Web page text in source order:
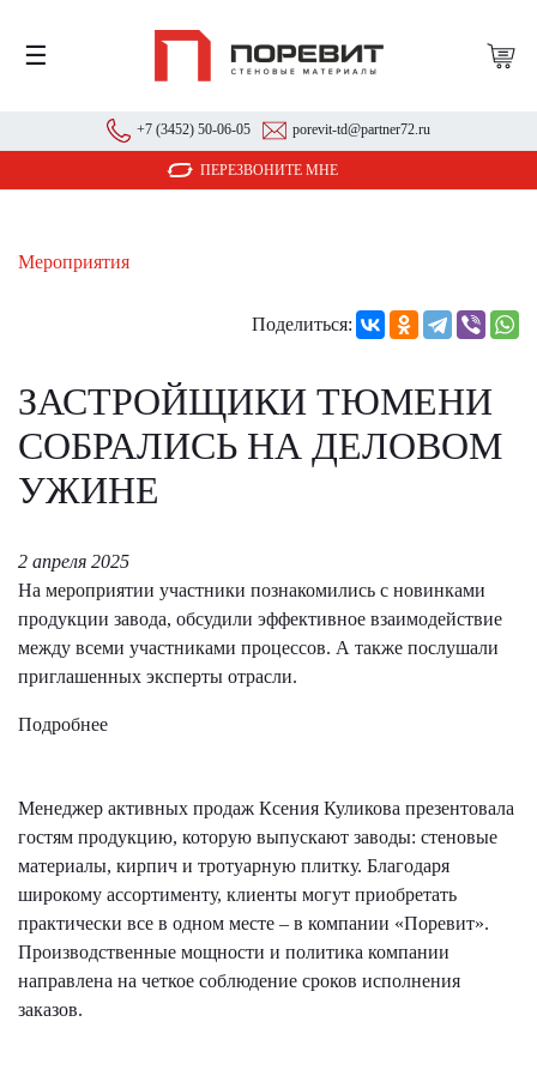
☰
+7 (3452) 50-06-05 porevit-td@partner72.ru
ПЕРЕЗВОНИТЕ МНЕ
Мероприятия
Поделиться:
ЗАСТРОЙЩИКИ ТЮМЕНИ
СОБРАЛИСЬ НА ДЕЛОВОМ
УЖИНЕ
2 апреля 2025
На мероприятии участники познакомились с новинками
продукции завода, обсудили эффективное взаимодействие
между всеми участниками процессов. А также послушали
приглашенных эксперты отрасли.
Подробнее
Менеджер активных продаж Ксения Куликова презентовала
гостям продукцию, которую выпускают заводы: стеновые
материалы, кирпич и тротуарную плитку. Благодаря
широкому ассортименту, клиенты могут приобретать
практически все в одном месте – в компании «Поревит».
Производственные мощности и политика компании
направлена на четкое соблюдение сроков исполнения
заказов.